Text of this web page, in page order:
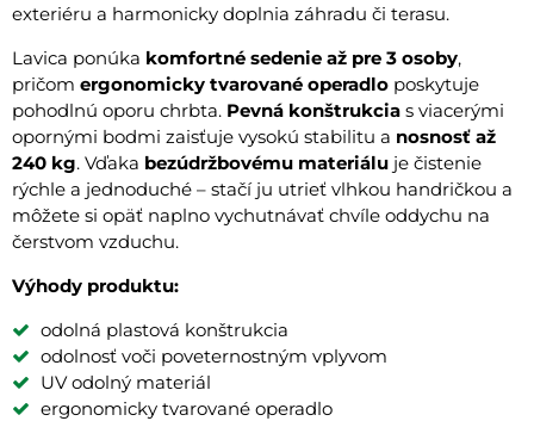
exteriéru a harmonicky doplnia záhradu či terasu.
Lavica ponúka komfortné sedenie až pre 3 osoby,
pričom ergonomicky tvarované operadlo poskytuje
pohodlnú oporu chrbta. Pevná konštrukcia s viacerými
opornými bodmi zaisťuje vysokú stabilitu a nosnosť až
240 kg. Vďaka bezúdržbovému materiálu je čistenie
rýchle a jednoduché – stačí ju utrieť vlhkou handričkou a
môžete si opäť naplno vychutnávať chvíle oddychu na
čerstvom vzduchu.
Výhody produktu:
odolná plastová konštrukcia
odolnosť voči poveternostným vplyvom
UV odolný materiál
ergonomicky tvarované operadlo